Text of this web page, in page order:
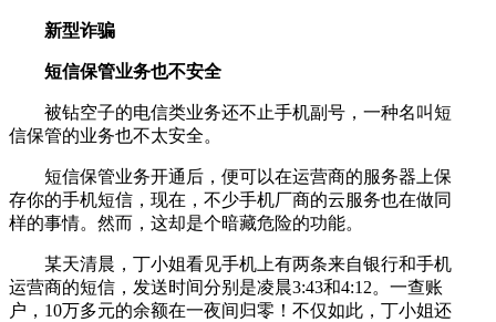
新型诈骗
短信保管业务也不安全
被钻空子的电信类业务还不止手机副号，一种名叫短
信保管的业务也不太安全。
短信保管业务开通后，便可以在运营商的服务器上保
存你的手机短信，现在，不少手机厂商的云服务也在做同
样的事情。然而，这却是个暗藏危险的功能。
某天清晨，丁小姐看见手机上有两条来自银行和手机
运营商的短信，发送时间分别是凌晨3:43和4:12。一查账
户，10万多元的余额在一夜间归零！不仅如此，丁小姐还